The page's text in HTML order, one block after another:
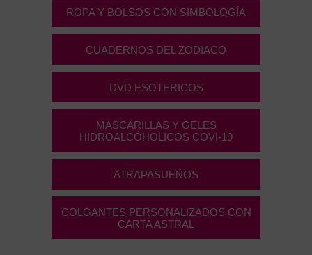
ROPA Y BOLSOS CON SIMBOLOGÍA
CUADERNOS DEL ZODIACO
DVD ESOTERICOS
MASCARILLAS Y GELES
HIDROALCÓHOLICOS COVI-19
ATRAPASUEÑOS
COLGANTES PERSONALIZADOS CON
CARTA ASTRAL